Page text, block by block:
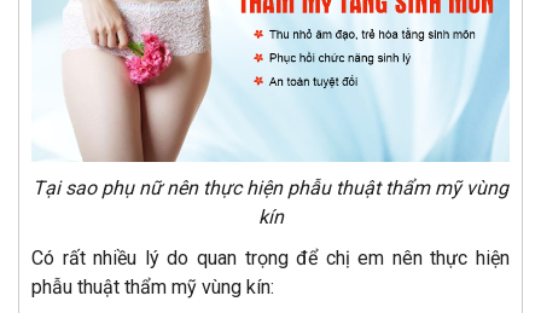
Tại sao phụ nữ nên thực hiện phẫu thuật thẩm mỹ vùng
kín
Có rất nhiều lý do quan trọng để chị em nên thực hiện
phẫu thuật thẩm mỹ vùng kín: